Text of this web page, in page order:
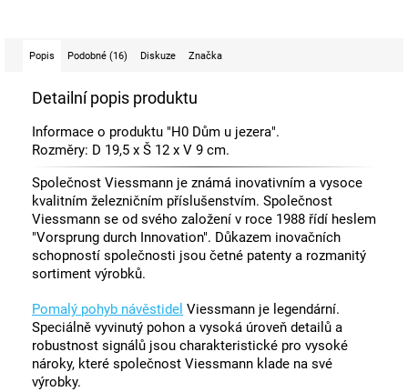
Popis Podobné (16) Diskuze Značka
Detailní popis produktu
Informace o produktu "H0 Dům u jezera".
Rozměry: D 19,5 x Š 12 x V 9 cm.
Společnost Viessmann je známá inovativním a vysoce
kvalitním železničním příslušenstvím. Společnost
Viessmann se od svého založení v roce 1988 řídí heslem
"Vorsprung durch Innovation". Důkazem inovačních
schopností společnosti jsou četné patenty a rozmanitý
sortiment výrobků.
Pomalý pohyb návěstidel Viessmann je legendární.
Speciálně vyvinutý pohon a vysoká úroveň detailů a
robustnost signálů jsou charakteristické pro vysoké
nároky, které společnost Viessmann klade na své
výrobky.